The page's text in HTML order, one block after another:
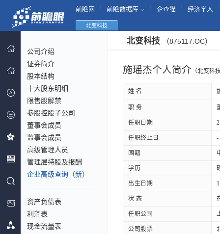
前瞻网 前瞻数据库 企查猫 经济学人
北变科技
公司介绍
证券简介
股本结构
十大股东明细
限售股解禁
参股控股子公司
董事会成员
监事会成员
高级管理人员
管理层持股及报酬
企业高级查询（新）
资产负债表
利润表
现金流量表
北变科技 （875117.OC）
施瑶杰个人简介 （北变科
姓 名
职 务
任职日期
任职终止日 -
国籍
学历
出生日期
状 态
任职公司
公司股票